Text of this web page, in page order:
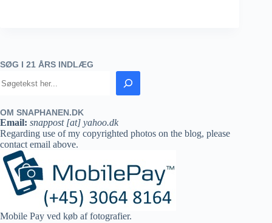
SØG I 21 ÅRS INDLÆG
OM SNAPHANEN.DK
Email: snappost [at] yahoo.dk
Regarding use of my copyrighted photos on the blog, please
contact email above.
Mobile Pay ved køb af fotografier.